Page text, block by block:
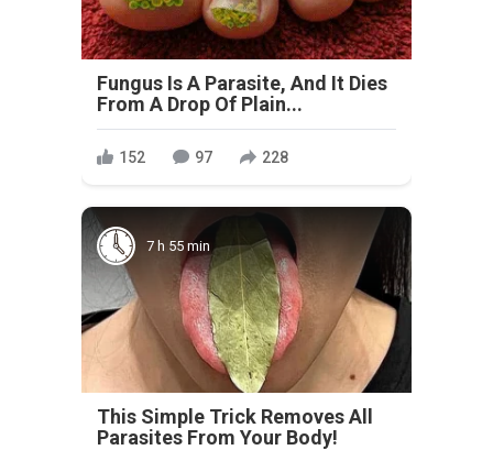
Fungus Is A Parasite, And It Dies
From A Drop Of Plain...
152 97 228
7 h 55 min
This Simple Trick Removes All
Parasites From Your Body!